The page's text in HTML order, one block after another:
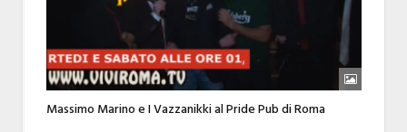
Massimo Marino e I Vazzanikki al Pride Pub di Roma